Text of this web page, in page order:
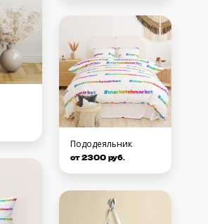
Пододеяльник
от 2300 руб.